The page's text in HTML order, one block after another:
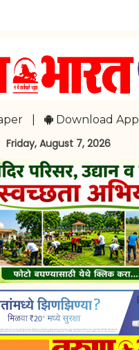
Download App
Friday, August 7, 2026